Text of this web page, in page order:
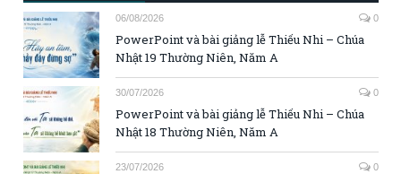
06/08/2026 0
PowerPoint và bài giảng lễ Thiếu Nhi – Chúa
Nhật 19 Thường Niên, Năm A
30/07/2026 0
PowerPoint và bài giảng lễ Thiếu Nhi – Chúa
Nhật 18 Thường Niên, Năm A
23/07/2026 0